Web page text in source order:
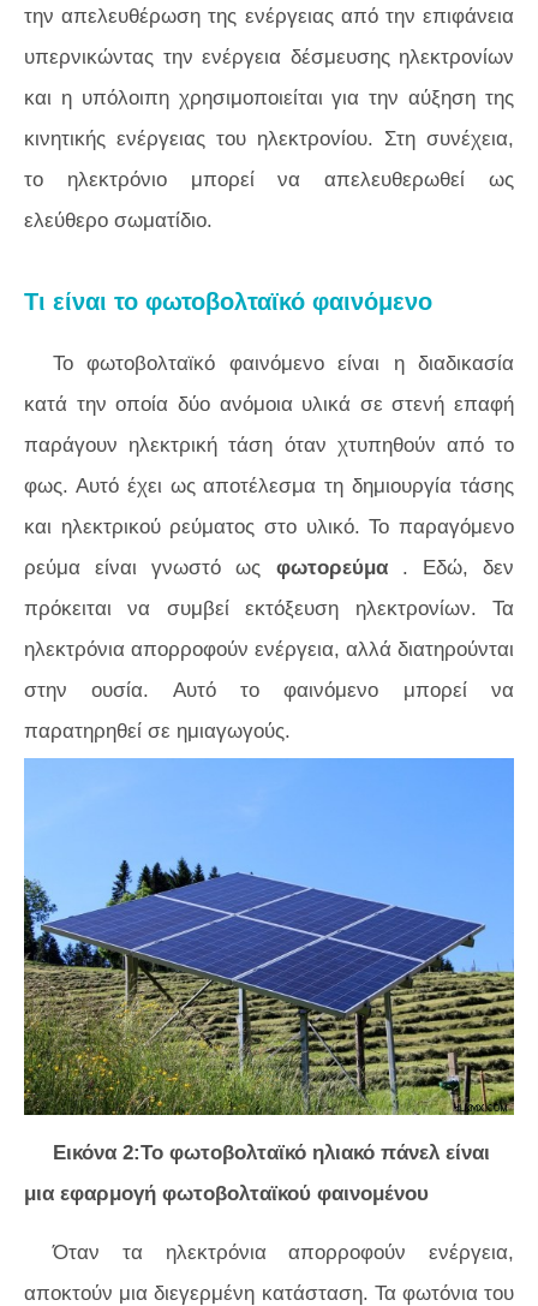
την απελευθέρωση της ενέργειας από την επιφάνεια
υπερνικώντας την ενέργεια δέσμευσης ηλεκτρονίων
και η υπόλοιπη χρησιμοποιείται για την αύξηση της
κινητικής ενέργειας του ηλεκτρονίου. Στη συνέχεια,
το ηλεκτρόνιο μπορεί να απελευθερωθεί ως
ελεύθερο σωματίδιο.
Τι είναι το φωτοβολταϊκό φαινόμενο
Το φωτοβολταϊκό φαινόμενο είναι η διαδικασία
κατά την οποία δύο ανόμοια υλικά σε στενή επαφή
παράγουν ηλεκτρική τάση όταν χτυπηθούν από το
φως. Αυτό έχει ως αποτέλεσμα τη δημιουργία τάσης
και ηλεκτρικού ρεύματος στο υλικό. Το παραγόμενο
ρεύμα είναι γνωστό ως φωτορεύμα. Εδώ, δεν
πρόκειται να συμβεί εκτόξευση ηλεκτρονίων. Τα
ηλεκτρόνια απορροφούν ενέργεια, αλλά διατηρούνται
στην ουσία. Αυτό το φαινόμενο μπορεί να
παρατηρηθεί σε ημιαγωγούς.
Εικόνα 2:Το φωτοβολταϊκό ηλιακό πάνελ είναι
μια εφαρμογή φωτοβολταϊκού φαινομένου
Όταν τα ηλεκτρόνια απορροφούν ενέργεια,
αποκτούν μια διεγερμένη κατάσταση. Τα φωτόνια του